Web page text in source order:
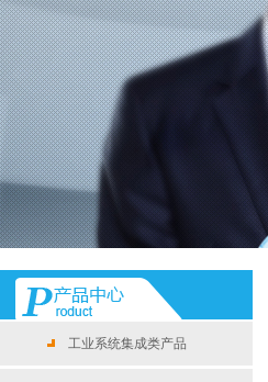
工业系统集成类产品